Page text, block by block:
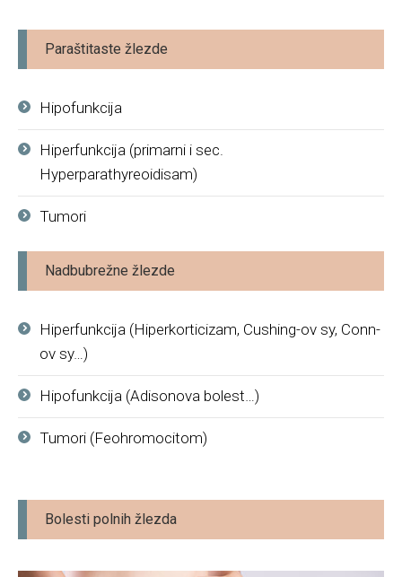
Paraštitaste žlezde
Hipofunkcija
Hiperfunkcija (primarni i sec.
Hyperparathyreoidisam)
Tumori
Nadbubrežne žlezde
Hiperfunkcija (Hiperkorticizam, Cushing-ov sy, Conn-
ov sy…)
Hipofunkcija (Adisonova bolest…)
Tumori (Feohromocitom)
Bolesti polnih žlezda